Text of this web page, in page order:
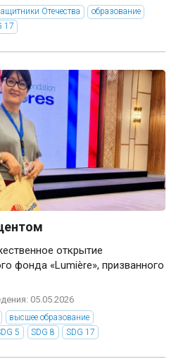
Отечества
образование
17
открытие
фонда «Lumière», призванного
05.05.2026
высшее образование
5 SDG 8 SDG 17